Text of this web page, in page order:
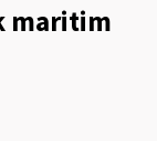
maritim